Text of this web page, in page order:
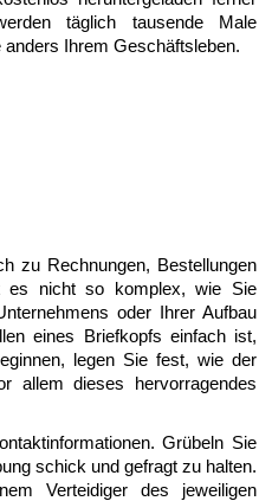
täglich tausende Male
Ihrem Geschäftsleben.
zu Rechnungen, Bestellungen
es nicht so komplex, wie Sie
oder Ihrer Aufbau
eines Briefkopfs einfach ist,
legen Sie fest, wie der
allem dieses hervorragendes
Grübeln Sie
schick und gefragt zu halten.
Verteidiger des jeweiligen